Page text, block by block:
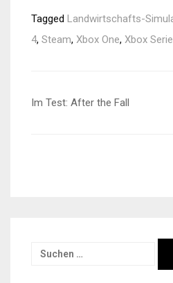
Tagged Landwirtschafts-
4, Steam, Xbox One, Xbox
Im Test: After the Fall
Suchen